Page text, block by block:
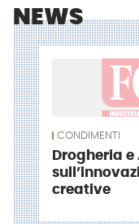
NEWS
CONDIMENTI
Drogheria
creative